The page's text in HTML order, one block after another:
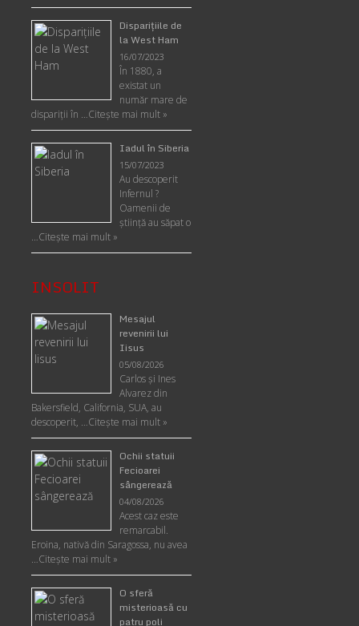
Disparițiile de
la West Ham
16/07/2023
În 1880, a
existat un
număr mare de
dispariții în …Citește mai mult »
Iadul în Siberia
15/07/2023
Au descoperit
Infernul ?
Oamenii de
ştiinţă au săpat o
…Citește mai mult »
INSOLIT
Mesajul
revenirii lui
Iisus
05/08/2026
Carlos şi Ines
Alvarez din
Bakersfield, California, SUA, au
descoperit, …Citeşte mai mult »
Ochii statuii
Fecioarei
sângerează
04/08/2026
Acest caz este
remarcabil.
Eroina, nativă din Saragossa, nu avea
…Citeşte mai mult »
O sferă
misterioasă cu
patru poli